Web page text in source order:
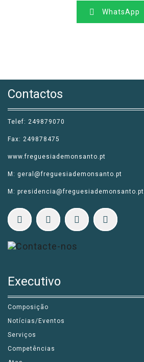
WhatsApp
Contactos
Telef: 249879070
Fax: 249878475
www.freguesiademonsanto.pt
M: geral@freguesiademonsanto.pt
M: presidencia@freguesiademonsanto.pt
Executivo
Composição
Notícias/Eventos
Serviços
Competências